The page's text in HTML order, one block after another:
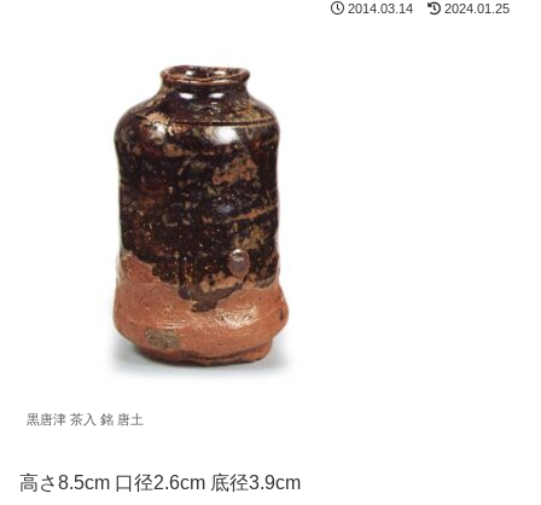
2014.03.14 2024.01.25
黒唐津 茶入 銘 唐土
高さ8.5cm 口径2.6cm 底径3.9cm